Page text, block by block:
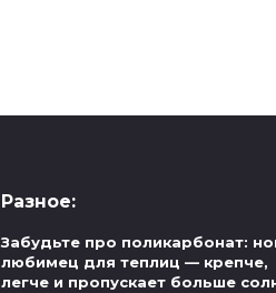
Разное:
Забудьте про поликарбонат:
любимец для теплиц — крепче,
легче и пропускает больше